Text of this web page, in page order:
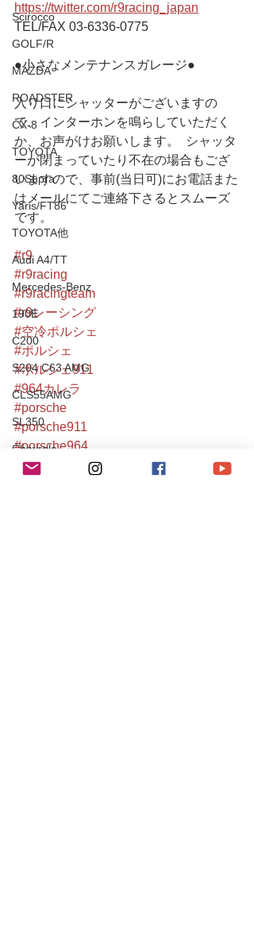
Scirocco
GOLF/R
MAZDA
ROADSTER
CX-8
TOYOTA
80Supra
Yaris/FT86
TOYOTA他
Audi A4/TT
Mercedes-Benz
190E
C200
S204 C63 AMG
CLS55AMG
SL350
Chevrole
Corvette
https://twitter.com/r9racing_japan
TEL/FAX 03-6336-0775
●小さなメンテナンスガレージ●
入り口にシャッターがございますの
で、インターホンを鳴らしていただく
か、お声がけお願いします。  シャッタ
ーが閉まっていたり不在の場合もござ
いますので、事前(当日可)にお電話また
はメールにてご連絡下さるとスムーズ
です。
#r9
#r9racing
#r9racingteam
#r9レーシング
#空冷ポルシェ
#ポルシェ
#ポルシェ911
#964カレラ
#porsche
#porsche911
#porsche964
#964carrera